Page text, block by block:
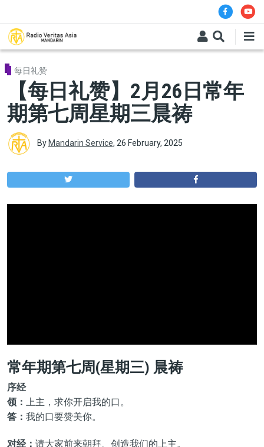
每日礼赞
【每日礼赞】2月26日常年
期第七周星期三晨祷
By Mandarin Service, 26 February, 2025
常年期第七周(星期三) 晨祷
序经
领：
上主，求你开启我的口。
答： 我的口要赞美你。
对经： 请大家前来朝拜、创造我们的上主。